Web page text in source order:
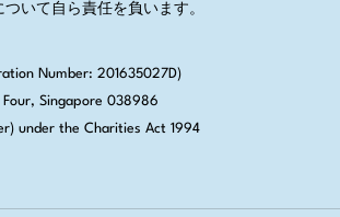
いて自ら責任を負います。
Number: 201635027D)
Four, Singapore 038986
under the Charities Act 1994